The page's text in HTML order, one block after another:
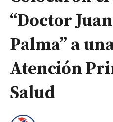
“Doctor
Palma” a
Atención
Salud